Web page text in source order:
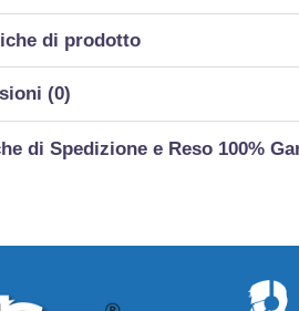
di prodotto
(0)
di Spedizione e Reso 100%